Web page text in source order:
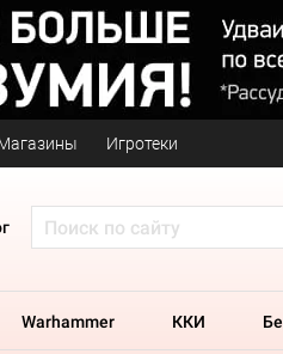
Игротеки
Warhammer ККИ